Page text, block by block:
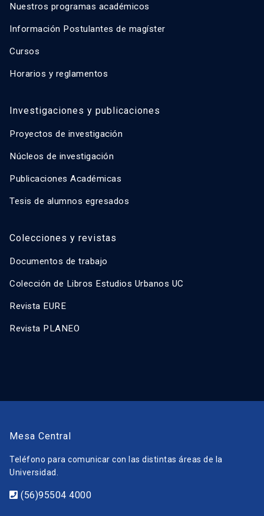
Nuestros programas académicos
Información Postulantes de magíster
Cursos
Horarios y reglamentos
Investigaciones y publicaciones
Proyectos de investigación
Núcleos de investigación
Publicaciones Académicas
Tesis de alumnos egresados
Colecciones y revistas
Documentos de trabajo
Colección de Libros Estudios Urbanos UC
Revista EURE
Revista PLANEO
Mesa Central
Teléfono para comunicar con las distintas áreas de la
Universidad.
(56)95504 4000